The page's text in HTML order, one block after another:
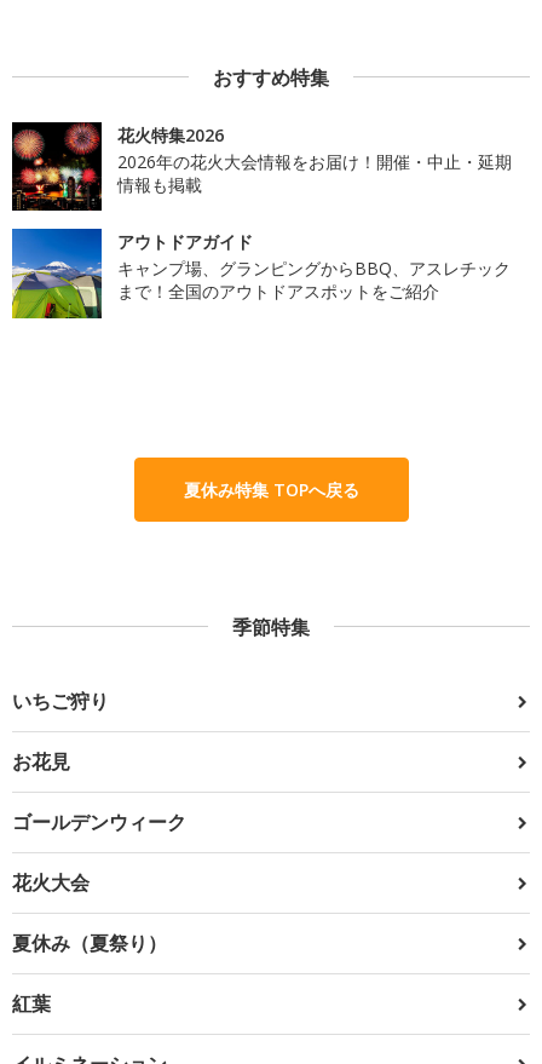
おすすめ特集
花火特集2026
2026年の花火大会情報をお届け！開催・中止・延期
情報も掲載
アウトドアガイド
キャンプ場、グランピングからBBQ、アスレチック
まで！全国のアウトドアスポットをご紹介
夏休み特集 TOPへ戻る
季節特集
いちご狩り
お花見
ゴールデンウィーク
花火大会
夏休み（夏祭り）
紅葉